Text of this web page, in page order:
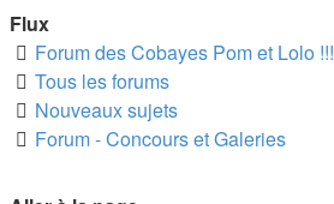
Flux
Forum des Cobayes Pom et Lolo !!!
Tous les forums
Nouveaux sujets
Forum - Concours et Galeries